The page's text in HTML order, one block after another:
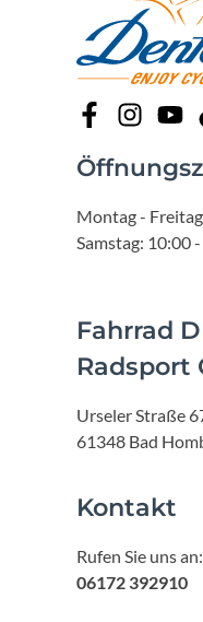
Montag -
Samstag: 10:00
Fahrrad
Radsport
Urseler Straße
61348 Bad
Kontakt
Rufen Sie uns an:
06172 392910